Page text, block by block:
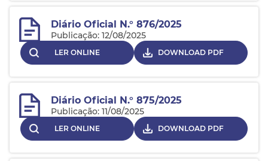
Diário Oficial N.° 876/2025
Publicação: 12/08/2025
LER ONLINE DOWNLOAD PDF
Diário Oficial N.° 875/2025
Publicação: 11/08/2025
LER ONLINE DOWNLOAD PDF